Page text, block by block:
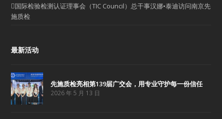
国际检验检测认证理事会（TIC Council）总干事汉娜•泰迪访问南京先
施质检
最新活动
先施质检亮相第139届广交会，用专业守护每一份信任
2026 年 5 月 13 日